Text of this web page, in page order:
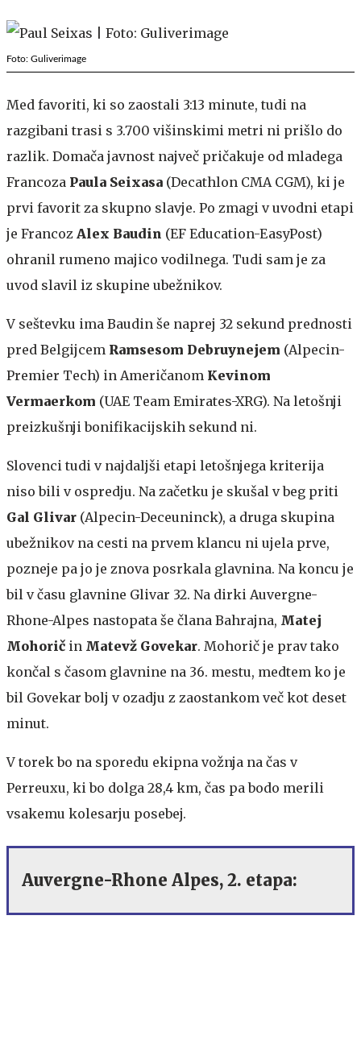
Foto: Guliverimage
Med favoriti, ki so zaostali 3:13 minute, tudi na
razgibani trasi s 3.700 višinskimi metri ni prišlo do
razlik. Domača javnost največ pričakuje od mladega
Francoza Paula Seixasa (Decathlon CMA CGM), ki je
prvi favorit za skupno slavje. Po zmagi v uvodni etapi
je Francoz Alex Baudin (EF Education-EasyPost)
ohranil rumeno majico vodilnega. Tudi sam je za
uvod slavil iz skupine ubežnikov.
V seštevku ima Baudin še naprej 32 sekund prednosti
pred Belgijcem Ramsesom Debruynejem (Alpecin-
Premier Tech) in Američanom Kevinom
Vermaerkom (UAE Team Emirates-XRG). Na letošnji
preizkušnji bonifikacijskih sekund ni.
Slovenci tudi v najdaljši etapi letošnjega kriterija
niso bili v ospredju. Na začetku je skušal v beg priti
Gal Glivar (Alpecin-Deceuninck), a druga skupina
ubežnikov na cesti na prvem klancu ni ujela prve,
pozneje pa jo je znova posrkala glavnina. Na koncu je
bil v času glavnine Glivar 32. Na dirki Auvergne-
Rhone-Alpes nastopata še člana Bahrajna, Matej
Mohorič in Matevž Govekar. Mohorič je prav tako
končal s časom glavnine na 36. mestu, medtem ko je
bil Govekar bolj v ozadju z zaostankom več kot deset
minut.
V torek bo na sporedu ekipna vožnja na čas v
Perreuxu, ki bo dolga 28,4 km, čas pa bodo merili
vsakemu kolesarju posebej.
Auvergne-Rhone Alpes, 2. etapa: